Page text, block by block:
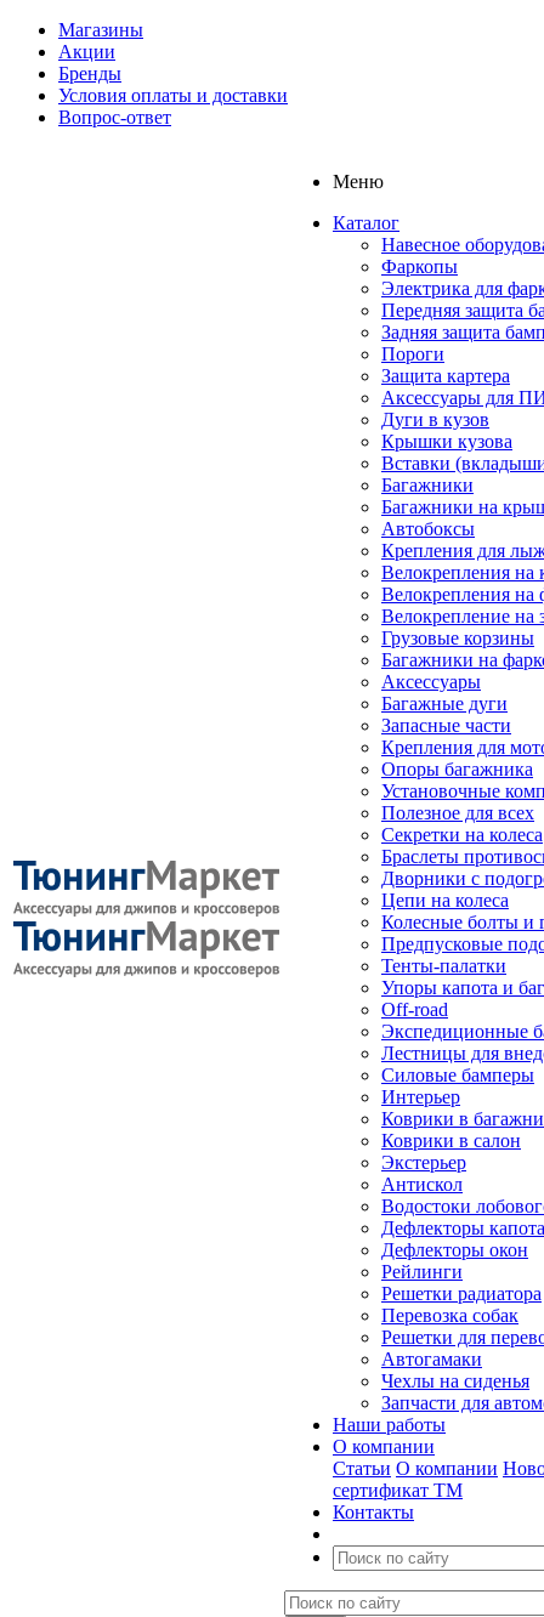
Магазины
Акции
Бренды
Условия оплаты и доставки
Вопрос-ответ
Меню
Каталог
Навесное
Фаркопы
Электрика для
Передняя защита
Задняя защита
Пороги
Защита картера
Аксессуары для
Дуги в кузов
Крышки кузова
Вставки
Багажники
Багажники на
Автобоксы
Крепления для
Велокрепления
Велокрепления на
Велокрепление на
Грузовые корзины
Багажники на
Аксессуары
Багажные дуги
Запасные части
Крепления для
Опоры багажника
Установочные
Полезное для всех
Секретки на колеса
Браслеты
Дворники с
Цепи на колеса
Колесные болты и
Предпусковые
Тенты-палатки
Упоры капота и
Off-road
Экспедиционные
Лестницы для
Силовые бамперы
Интерьер
Коврики в
Коврики в салон
Экстерьер
Антискол
Водостоки
Дефлекторы капота
Дефлекторы окон
Рейлинги
Решетки радиатора
Перевозка собак
Решетки для
Автогамаки
Чехлы на сиденья
Запчасти для
Наши работы
О компании
Статьи О компании
сертификат ТМ
Контакты